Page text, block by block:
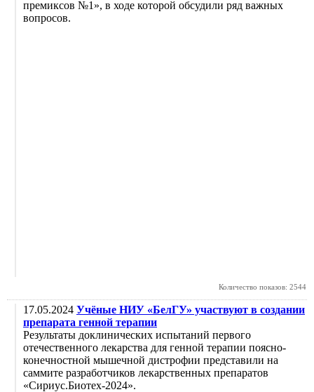
премиксов №1», в ходе которой обсудили ряд важных
вопросов.
Количество показов: 2544
17.05.2024 Учёные НИУ «БелГУ» участвуют в создании
препарата генной терапии
Результаты доклинических испытаний первого
отечественного лекарства для генной терапии поясно-
конечностной мышечной дистрофии представили на
саммите разработчиков лекарственных препаратов
«Сириус.Биотех-2024».